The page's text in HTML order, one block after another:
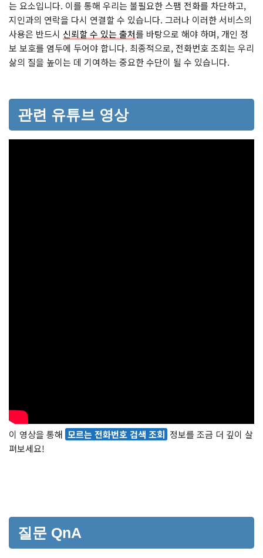
는 요소입니다. 이를 통해 우리는 불필요한 스팸 전화를 차단하고,
지인과의 연락을 다시 연결할 수 있습니다. 그러나 이러한 서비스의
사용은 반드시 신뢰할 수 있는 출처를 바탕으로 해야 하며, 개인 정
보 보호를 염두에 두어야 합니다. 최종적으로, 전화번호 조회는 우리
삶의 질을 높이는 데 기여하는 중요한 수단이 될 수 있습니다.
관련 유튜브 영상
이 영상을 통해 모르는 전화번호 검색 조회 정보를 조금 더 깊이 살
펴보세요!
질문 QnA